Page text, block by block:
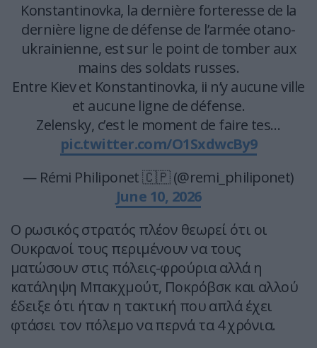
Konstantinovka, la dernière forteresse de la
dernière ligne de défense de l’armée otano-
ukrainienne, est sur le point de tomber aux
mains des soldats russes.
Entre Kiev et Konstantinovka, ii n’y aucune ville
et aucune ligne de défense.
Zelensky, c’est le moment de faire tes…
pic.twitter.com/O1SxdwcBy9
— Rémi Philiponet 🇨🇵 (@remi_philiponet)
June 10, 2026
Ο ρωσικός στρατός πλέον θεωρεί ότι οι
Ουκρανοί τους περιμένουν να τους
ματώσουν στις πόλεις-φρούρια αλλά η
κατάληψη Μπακχμούτ, Ποκρόβσκ και αλλού
έδειξε ότι ήταν η τακτική που απλά έχει
φτάσει τον πόλεμο να περνά τα 4 χρόνια.